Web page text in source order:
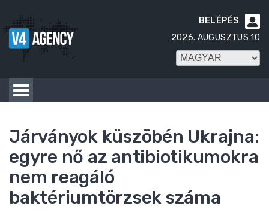

BELÉPÉS
2026. AUGUSZTUS 10
Járványok küszöbén Ukrajna:
egyre nő az antibiotikumokra
nem reagáló
baktériumtörzsek száma